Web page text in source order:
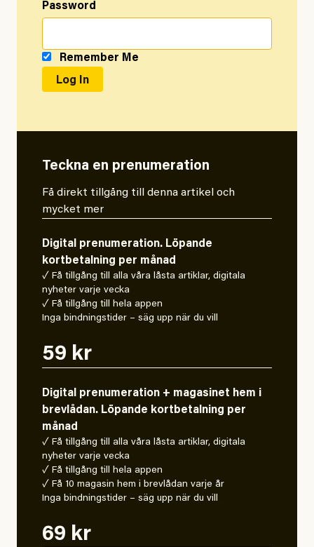
Password
Remember Me
Teckna en prenumeration
Få direkt tillgång till denna artikel och
mycket mer
Digital prenumeration. Löpande
kortbetalning per månad
✓ Få tillgång till alla våra låsta artiklar, digitala
nyheter varje vecka
✓ Få tillgång till hela appen
Inga bindningstider – säg upp när du vill
59 kr
Digital prenumeration + magasinet hem i
brevlådan. Löpande kortbetalning per
månad
✓ Få tillgång till alla våra låsta artiklar, digitala
nyheter varje vecka
✓ Få tillgång till hela appen
✓ Få 10 magasin hem i brevlådan varje år
Inga bindningstider – säg upp när du vill
69 kr